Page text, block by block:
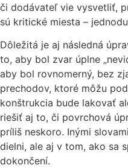
či dodávateľ vie vysvetliť,
sú kritické miesta –
Dôležitá je aj následná
to, aby bol zvar úplne
aby bol rovnomerný, bez
prechodov, ktoré môžu
konštrukcia bude lakovať
riešiť aj to, či povrchová
príliš neskoro. Inými
dielni, ale aj v tom, ako sa
dokončení.